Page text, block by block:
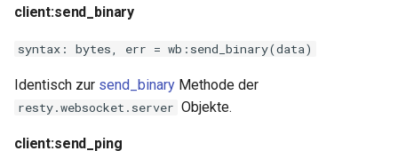
client:send_binary
syntax: bytes, err = wb:send_binary(data)
Identisch zur send_binary Methode der
resty.websocket.server Objekte.
client:send_ping